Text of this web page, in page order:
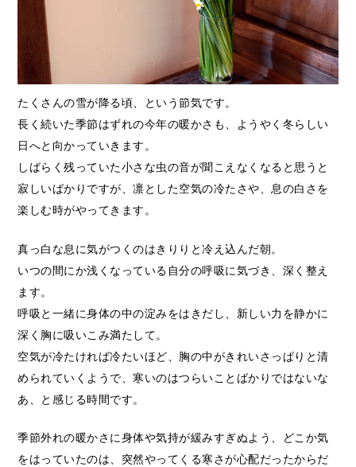
たくさんの雪が降る頃、という節気です。
長く続いた季節はずれの今年の暖かさも、ようやく冬らしい
日へと向かっていきます。
しばらく残っていた小さな虫の音が聞こえなくなると思うと
寂しいばかりですが、凛とした空気の冷たさや、息の白さを
楽しむ時がやってきます。
真っ白な息に気がつくのはきりりと冷え込んだ朝。
いつの間にか浅くなっている自分の呼吸に気づき、深く整え
ます。
呼吸と一緒に身体の中の淀みをはきだし、新しい力を静かに
深く胸に吸いこみ満たして。
空気が冷たければ冷たいほど、胸の中がきれいさっぱりと清
められていくようで、寒いのはつらいことばかりではないな
あ、と感じる時間です。
季節外れの暖かさに身体や気持が緩みすぎぬよう、どこか気
をはっていたのは、突然やってくる寒さが心配だったからだ